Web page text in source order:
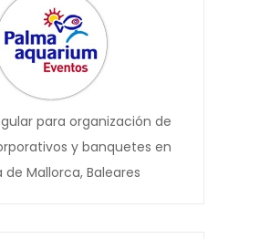
para organización de
y banquetes en
de Mallorca, Baleares